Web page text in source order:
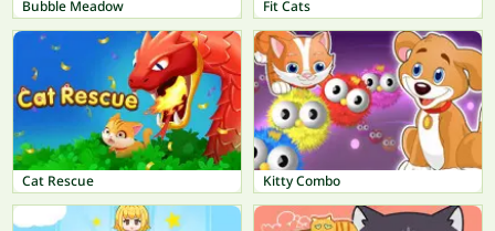
Bubble Meadow Fit Cats
Cat Rescue Kitty Combo